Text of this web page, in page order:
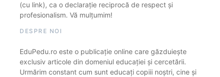
(cu link), ca o declarație reciprocă de respect și
profesionalism. Vă mulțumim!
DESPRE NOI
EduPedu.ro este o publicație online care găzduiește
exclusiv articole din domeniul educației și cercetării.
Urmărim constant cum sunt educați copiii noștri, cine și